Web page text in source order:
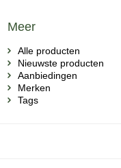
Meer
Alle producten
Nieuwste producten
Aanbiedingen
Merken
Tags